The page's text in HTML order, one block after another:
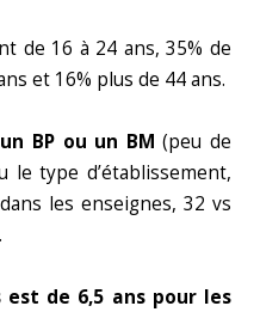
de 16 à 24 ans, 35% de
et 16% plus de 44 ans.
BP ou un BM (peu de
le type d’établissement,
les enseignes, 32 vs
de 6,5 ans pour les